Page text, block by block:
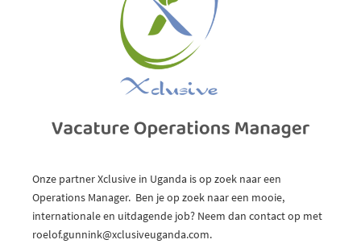
Onze partner Xclusive in Uganda is op zoek naar een
Operations Manager. Ben je op zoek naar een mooie,
internationale en uitdagende job? Neem dan contact op met
roelof.gunnink@xclusiveuganda.com.